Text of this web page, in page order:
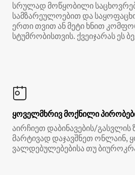
სრულად მოწყობილი
სამზარეულოებით და
ერთი თვით ან მეტი ხნით
სტუმრობისთვის. ქვეიჯარას ეს
ყოველმხრივ მოქნილი
აირჩიეთ დაბინავების/
მარტივად დაჯავშნეთ ონლაინ,
ვალდებულებებისა თუ